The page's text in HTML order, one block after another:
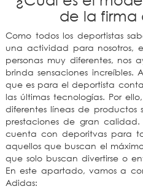
de la firma
Como todos los deportistas
una actividad para nosotros,
personas muy diferentes, nos
brinda sensaciones
que es para el deportista
las últimas tecnologías. Por
diferentes líneas de
prestaciones de gran
cuenta con deporitvas para
aquellos que buscan el
que solo buscan divertirse o
En este apartado, vamos a
Adidas: